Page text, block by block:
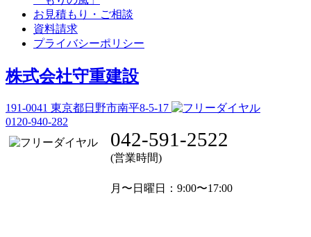
お見積もり・ご相談
資料請求
プライバシーポリシー
株式会社守重建設
191-0041 東京都日野市南平8-5-17
0120-940-282
042-591-2522
(営業時間)
月〜日曜日 ：9:00〜17:00